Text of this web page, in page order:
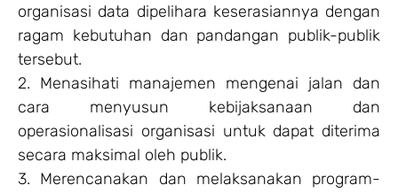
organisasi data dipelihara keserasiannya dengan
ragam kebutuhan dan pandangan publik-publik
tersebut.
2. Menasihati manajemen mengenai jalan dan
cara menyusun kebijaksanaan dan
operasionalisasi organisasi untuk dapat diterima
secara maksimal oleh publik.
3. Merencanakan dan melaksanakan program-